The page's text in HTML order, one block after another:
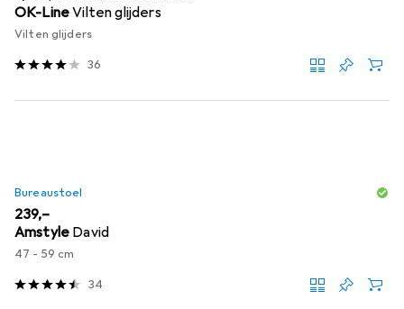
OK-LineVilten glijders
Vilten glijders
36
Bureaustoel
EUR
239,–
Amstyle David
47 - 59 cm
34